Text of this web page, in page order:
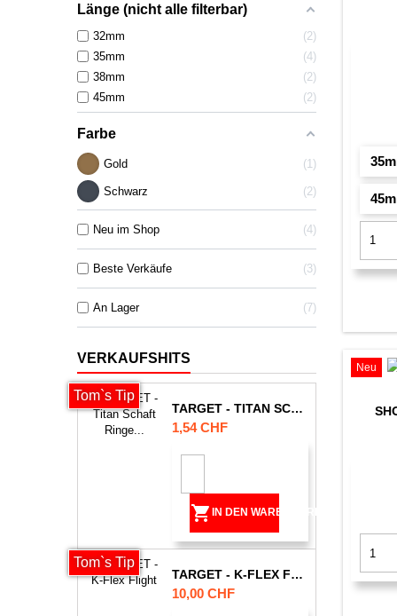
Länge (nicht alle filterbar)
32mm
2
35mm
4
38mm
2
45mm
2
Farbe
Gold 1
Schwarz 2
Neu im Shop 4
Beste Verkäufe 3
An Lager 7
VERKAUFSHITS
TARGET - TITAN SCHAFT RINGE (DER BESTE!!)
Tom`s Tip
Preis
1,54 CHF
 IN DEN WARENKORB
TARGET - K-FLEX FLIGHT
Tom`s Tip
Preis
10,00 CHF
Neu